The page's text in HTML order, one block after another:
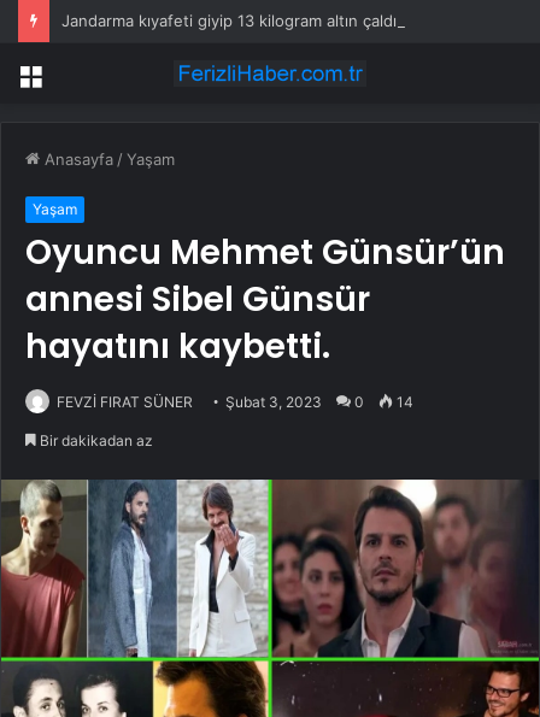
Menü
Anasayfa /Yaşam
Yaşam
Oyuncu Mehmet Günsür’ün
annesi Sibel Günsür
hayatını kaybetti.
FEVZİ FIRAT SÜNER Şubat 3, 2023 0 14
Bir dakikadan az